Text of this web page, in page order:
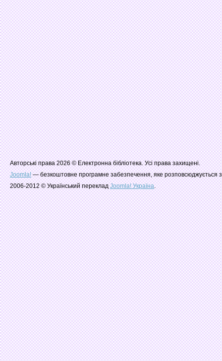
Авторські права 2026 © Електронна бібліотека. Усі права захищені.
Joomla!— безкоштовне програмне забезпечення, яке розповсюджується
2006-2012 © Український перекладJoomla! Україна.